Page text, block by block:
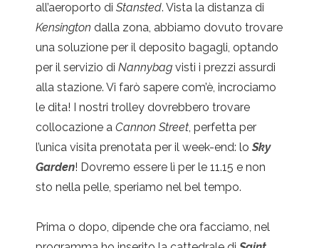
all’aeroporto di Stansted. Vista la distanza di
Kensington dalla zona, abbiamo dovuto trovare
una soluzione per il deposito bagagli, optando
per il servizio di Nannybag visti i prezzi assurdi
alla stazione. Vi farò sapere com’è, incrociamo
le dita! I nostri trolley dovrebbero trovare
collocazione a Cannon Street, perfetta per
l’unica visita prenotata per il week-end: lo Sky
Garden! Dovremo essere lì per le 11.15 e non
sto nella pelle, speriamo nel bel tempo.
Prima o dopo, dipende che ora facciamo, nel